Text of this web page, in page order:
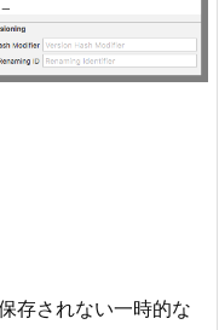
存されない一時的な